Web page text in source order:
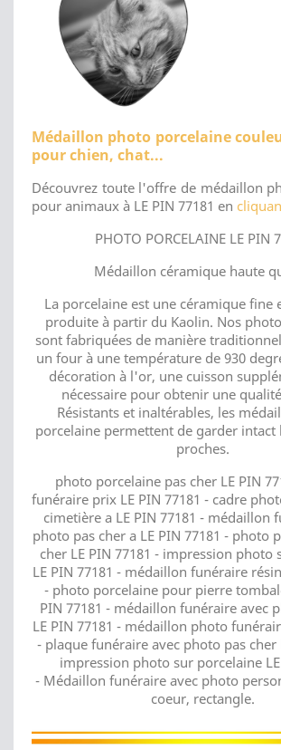
Médaillon photo porcelaine
pour chien, chat...
Découvrez toute l'offre de médaillon
pour animaux à LE PIN 77181 en
PHOTO PORCELAINE LE PIN
Médaillon céramique haute
La porcelaine est une céramique fine
produite à partir du Kaolin. Nos
sont fabriquées de manière
un four à une température de 930
décoration à l'or, une cuisson
nécessaire pour obtenir une
Résistants et inaltérables, les
porcelaine permettent de garder intact
proches.
photo porcelaine pas cher LE PIN
funéraire prix LE PIN 77181 - cadre
cimetière a LE PIN 77181 - médaillon
photo pas cher a LE PIN 77181 - photo
cher LE PIN 77181 - impression photo
LE PIN 77181 - médaillon funéraire
- photo porcelaine pour pierre
PIN 77181 - médaillon funéraire avec
LE PIN 77181 - médaillon photo
- plaque funéraire avec photo pas cher
impression photo sur porcelaine LE
- Médaillon funéraire avec photo
coeur, rectangle.